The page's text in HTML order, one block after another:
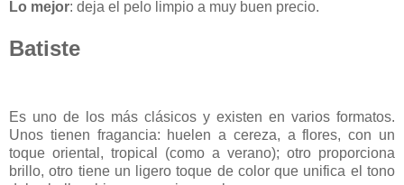
Lo mejor: deja el pelo limpio a muy buen precio.
Batiste
Es uno de los más clásicos y existen en varios formatos.
Unos tienen fragancia: huelen a cereza, a flores, con un
toque oriental, tropical (como a verano); otro proporciona
brillo, otro tiene un ligero toque de color que unifica el tono